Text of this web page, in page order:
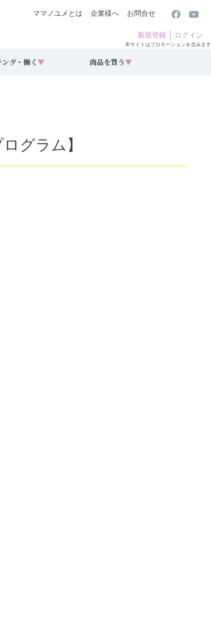
ママノユメとは 企業様へ お問合せ
新規登録 ログイン
本サイトはプロモーションを含みます
グ・働く ▼ 商品を買う ▼
グラム】